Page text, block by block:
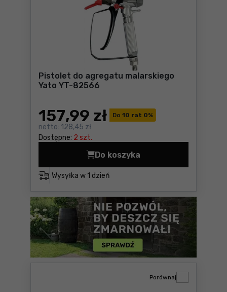
Pistolet do agregatu malarskiego
Yato YT-82566
Do 10 rat 0%
157,99 zł
netto: 128,45 zł
Dostępne: 2 szt.
Wysyłka w 1 dzień
Do koszyka
Pistolet do agregatu
Porównaj